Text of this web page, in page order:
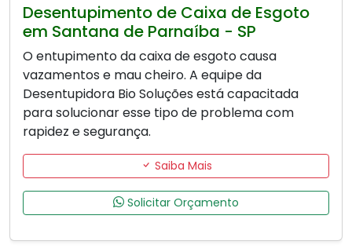
Desentupimento de Caixa de Esgoto
em Santana de Parnaíba - SP
O entupimento da caixa de esgoto causa
vazamentos e mau cheiro. A equipe da
Desentupidora Bio Soluções está capacitada
para solucionar esse tipo de problema com
rapidez e segurança.
Saiba Mais
Solicitar Orçamento